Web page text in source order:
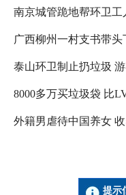
南京城管跪地帮环卫工
广西柳州一村支书带头
泰山环卫制止扔垃圾
8000多万买垃圾袋 比
外籍男虐待中国养女